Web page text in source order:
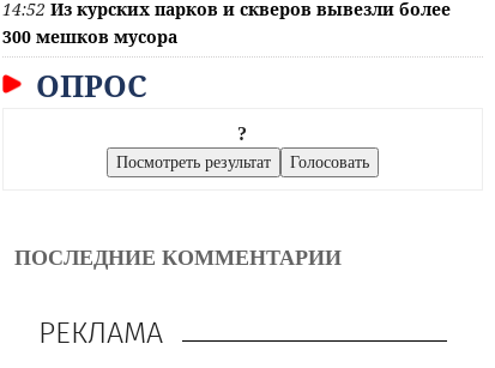
14:52 Из курских парков и скверов вывезли более
300 мешков мусора
ОПРОС
?
ПОСЛЕДНИЕ КОММЕНТАРИИ
РЕКЛАМА